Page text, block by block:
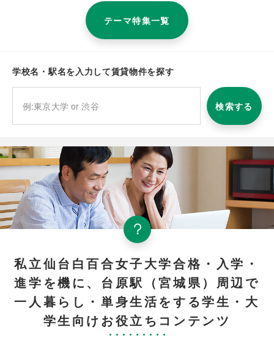
テーマ特集一覧
学校名・駅名を入力して賃貸物件を探す
検索する
私立仙台白百合女子大学合格・入学・
進学を機に、台原駅（宮城県）周辺で
一人暮らし・単身生活をする学生・大
学生向けお役立ちコンテンツ